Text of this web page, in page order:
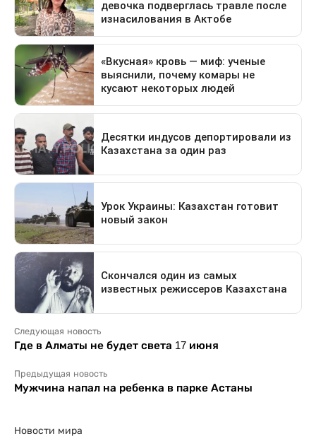
Следующая новость
Где в Алматы не будет света 17 июня
Предыдущая новость
Мужчина напал на ребенка в парке Астаны
Новости мира